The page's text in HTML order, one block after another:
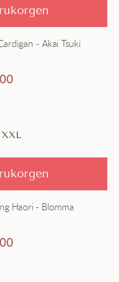
– Akai Tsuki
XXL
Haori - Blomma